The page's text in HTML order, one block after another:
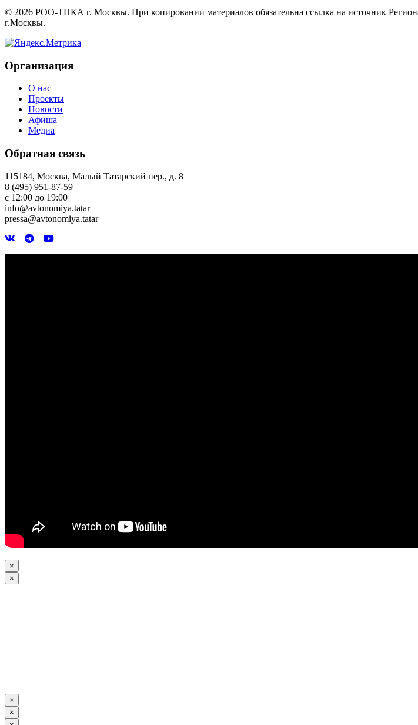
© 2026 РОО-ТНКА г. Москвы. При копировании материалов обязательна ссылка на источник
г.Москвы.
Организация
О нас
Проекты
Новости
Афиша
Медиа
Обратная связь
115184, Москва, Малый Татарский пер., д. 8
8 (495) 951-87-59
с 12:00 до 19:00
info@avtonomiya.tatar
pressa@avtonomiya.tatar
×
×
×
×